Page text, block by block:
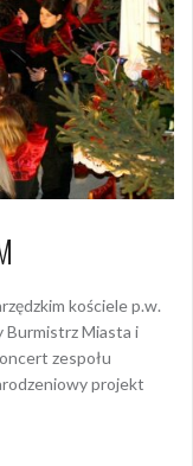
kościele p.w.
Burmistrz Miasta i
zespołu
projekt